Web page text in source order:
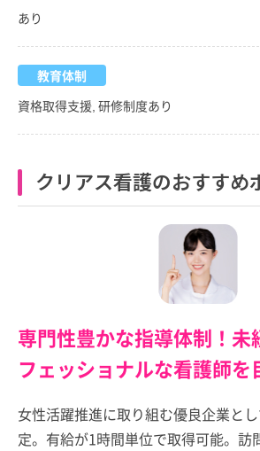
あり
教育体制
資格取得支援, 研修制度あり
クリアス看護のおすすめ
専門性豊かな指導体制！未
フェッショナルな看護師を
女性活躍推進に取り組む優良企業と
定。有給が1時間単位で取得可能。訪